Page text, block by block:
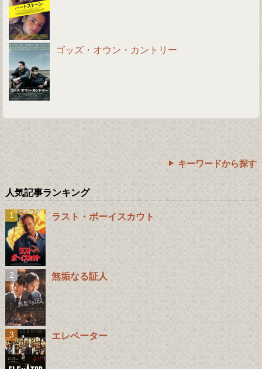
ゴッズ・オウン・カントリー
キーワードから探す
人気記事ランキング
ラスト・ボーイスカウト
無垢なる証人
エレベーター